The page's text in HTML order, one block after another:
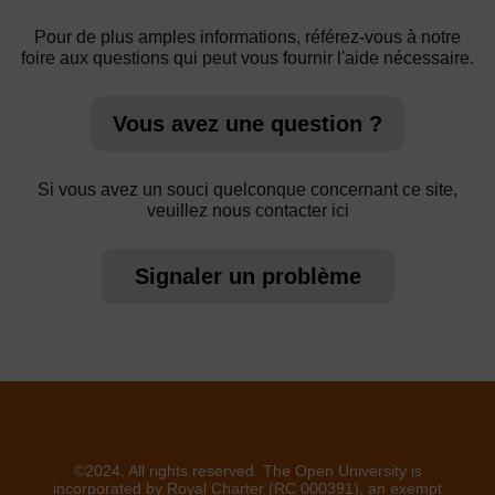
Pour de plus amples informations, référez-vous à notre
foire aux questions qui peut vous fournir l'aide nécessaire.
Vous avez une question ?
Si vous avez un souci quelconque concernant ce site,
veuillez nous contacter ici
Signaler un problème
©2024. All rights reserved. The Open University is
incorporated by Royal Charter (RC 000391), an exempt